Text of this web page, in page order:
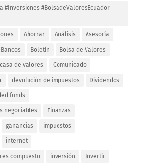
#Inversiones #BolsadeValoresEcuador
Ahorrar Análisis Asesoría
Bancos Boletín Bolsa de Valores
casa de valores Comunicado
devolución de impuestos Dividendos
funds
negociables Finanzas
ganancias impuestos
internet
compuesto inversión Invertir